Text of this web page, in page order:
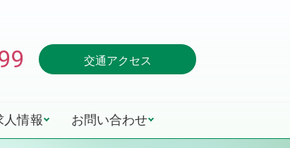
交通アクセス
人情報 お問い合わせ